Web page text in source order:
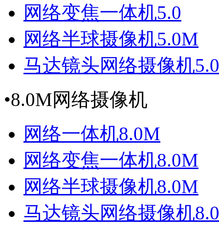
网络变焦一体机5.0
网络半球摄像机5.0M
马达镜头网络摄像机
•8.0M网络摄像机
网络一体机8.0M
网络变焦一体机8.0M
网络半球摄像机8.0M
马达镜头网络摄像机